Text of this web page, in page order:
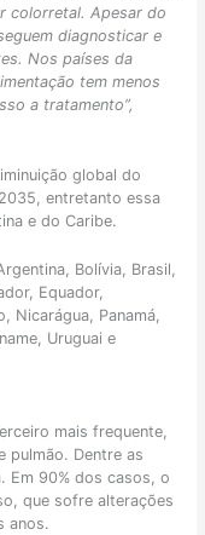
colorretal. Apesar do
diagnosticar e
Nos países da
tem menos
a tratamento”,
global do
entretanto essa
e do Caribe.
Bolívia, Brasil,
Equador,
Nicarágua, Panamá,
Uruguai e
mais frequente,
pulmão. Dentre as
Em 90% dos casos, o
que sofre alterações
anos.